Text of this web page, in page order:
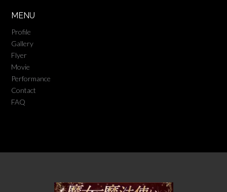
MENU
Profile
Gallery
Flyer
Movie
Performance
Contact
FAQ